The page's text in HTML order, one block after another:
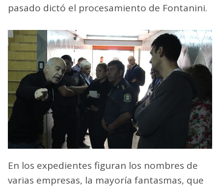
pasado dictó el procesamiento de Fontanini.
En los expedientes figuran los nombres de
varias empresas, la mayoría fantasmas, que